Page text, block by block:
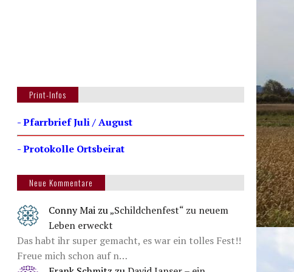
Print-Infos
- Pfarrbrief Juli / August
- Protokolle Ortsbeirat
Neue Kommentare
Conny Mai zu„Schildchenfest“ zu neuem
Leben erweckt
Das habt ihr super gemacht, es war ein tolles Fest!!
Freue mich schon auf n…